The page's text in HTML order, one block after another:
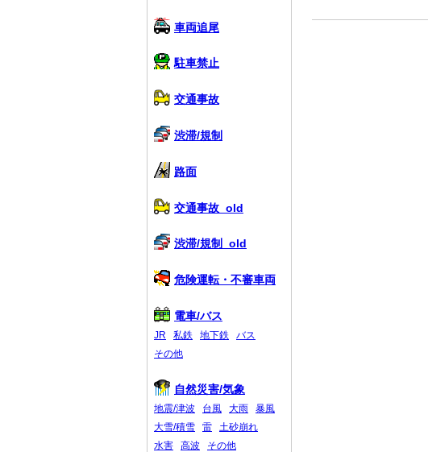
車両追尾
駐車禁止
交通事故
渋滞/規制
路面
交通事故_old
渋滞/規制_old
危険運転・不審車両
電車/バス
JR 私鉄 地下鉄
バス
その他
自然災害/気象
地震/津波 台風 大雨
暴風
大雪/積雪
雷
土砂崩れ
水害
高波 その他